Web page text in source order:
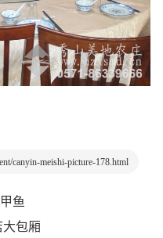
canyin-meishi-picture-178.html
鱼
包厢